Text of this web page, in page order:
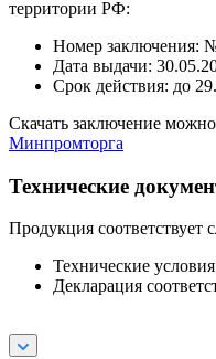
территории РФ:
Номер заключения:
Дата выдачи:
Срок действия: до
Скачать заключение
Минпромторга
Технические
Продукция
Технические
Декларация